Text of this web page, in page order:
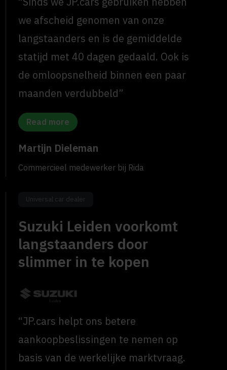
we afscheid genomen van onze
langstaanders en is de gemiddelde
statijd met 40 dagen gedaald. Ook is
de omloopsnelheid binnen een paar
maanden verdubbeld”
Read more
Martijn Dieleman
Commercieel medewerker bij Rida
Universal car dealer
Suzuki Leiden voorkomt
langstaanders door
slimmer in te kopen
“JP.cars helpt ons betere
aankoopbeslissingen te nemen op
basis van de werkelijke marktvraag.